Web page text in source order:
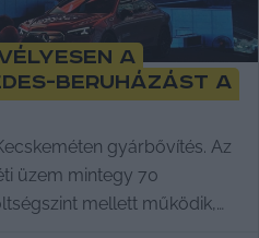
a
beruházást a
gyárbővítés. Az
üzem mintegy 70
mellett működik,